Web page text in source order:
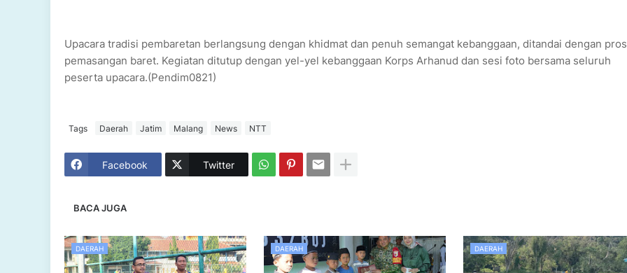
Upacara tradisi pembaretan berlangsung dengan khidmat dan penuh semangat kebanggaan, ditandai dengan
pemasangan baret. Kegiatan ditutup dengan yel-yel kebanggaan Korps Arhanud dan sesi foto bersama seluruh
peserta upacara.(Pendim0821)
Tags Daerah Jatim Malang News NTT
Facebook Twitter
BACA JUGA
DAERAH DAERAH DAERAH